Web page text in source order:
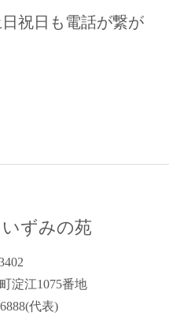
祝日も電話が繋が
ずみの苑
淀江1075番地
代表)